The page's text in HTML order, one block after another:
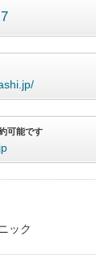
可能です
ック